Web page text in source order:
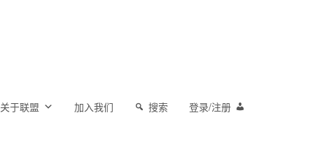
关于联盟 加入我们 搜索 登录/注册